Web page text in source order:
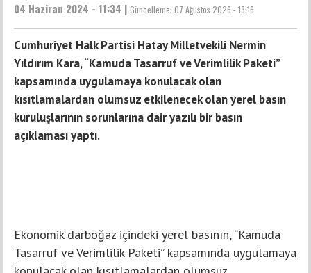
04 Haziran 2024 - 11:34 | Güncelleme: 07 Ağustos 2026 - 13:16
Cumhuriyet Halk Partisi Hatay Milletvekili Nermin
Yıldırım Kara, “Kamuda Tasarruf ve Verimlilik Paketi”
kapsamında uygulamaya konulacak olan
kısıtlamalardan olumsuz etkilenecek olan yerel basın
kuruluşlarının sorunlarına dair yazılı bir basın
açıklaması yaptı.
Ekonomik darboğaz içindeki yerel basının, “Kamuda
Tasarruf ve Verimlilik Paketi” kapsamında uygulamaya